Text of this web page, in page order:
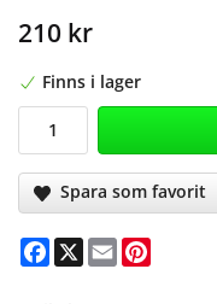
210 kr
Finns i lager
Spara som favorit
Facebook
X Email